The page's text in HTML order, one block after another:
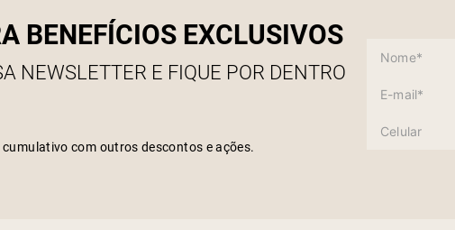
BENEFÍCIOS EXCLUSIVOS
NEWSLETTER E FIQUE POR DENTRO
com outros descontos e ações.